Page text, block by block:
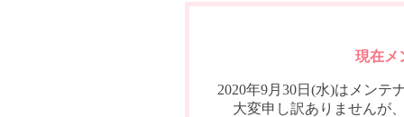
現在メ
2020年9月30日(水)はメンテ
大変申し訳ありませんが